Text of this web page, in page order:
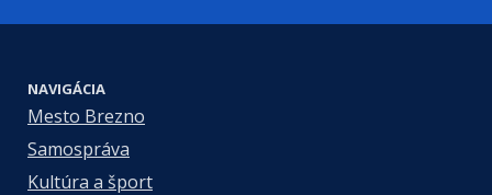
NAVIGÁCIA
Mesto Brezno
Samospráva
Kultúra a šport